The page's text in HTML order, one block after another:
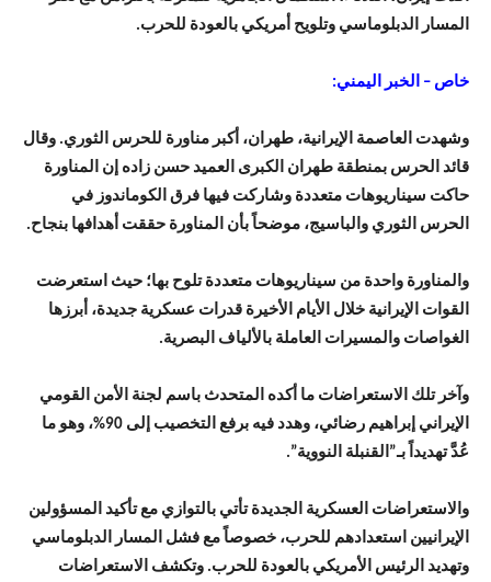
المسار الدبلوماسي وتلويح أمريكي بالعودة للحرب.
خاص – الخبر اليمني:
وشهدت العاصمة الإيرانية، طهران، أكبر مناورة للحرس الثوري. وقال
قائد الحرس بمنطقة طهران الكبرى العميد حسن زاده إن المناورة
حاكت سيناريوهات متعددة وشاركت فيها فرق الكوماندوز في
الحرس الثوري والباسيج، موضحاً بأن المناورة حققت أهدافها بنجاح.
والمناورة واحدة من سيناريوهات متعددة تلوح بها؛ حيث استعرضت
القوات الإيرانية خلال الأيام الأخيرة قدرات عسكرية جديدة، أبرزها
الغواصات والمسيرات العاملة بالألياف البصرية.
وآخر تلك الاستعراضات ما أكده المتحدث باسم لجنة الأمن القومي
الإيراني إبراهيم رضائي، وهدد فيه برفع التخصيب إلى 90%، وهو ما
عُدَّ تهديداً بـ”القنبلة النووية”.
والاستعراضات العسكرية الجديدة تأتي بالتوازي مع تأكيد المسؤولين
الإيرانيين استعدادهم للحرب، خصوصاً مع فشل المسار الدبلوماسي
وتهديد الرئيس الأمريكي بالعودة للحرب. وتكشف الاستعراضات